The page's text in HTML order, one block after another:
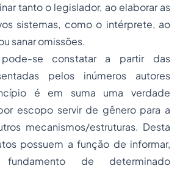
tanto o legislador, ao elaborar as
sistemas, como o intérprete, ao
sanar omissões.
pode-se constatar a partir das
pelos inúmeros autores
é em suma uma verdade
escopo servir de gênero para a
mecanismos/estruturas. Desta
possuem a função de informar,
de determinado